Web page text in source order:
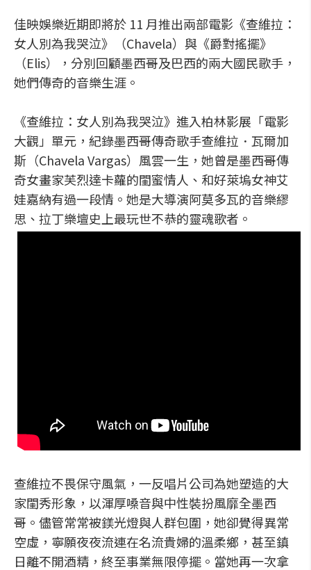
佳映娛樂近期即將於 11 月推出兩部電影《查維拉：
女人別為我哭泣》（Chavela）與《爵對搖擺》
（Elis），分別回顧墨西哥及巴西的兩大國民歌手，
她們傳奇的音樂生涯。
《查維拉：女人別為我哭泣》進入柏林影展「電影
大觀」單元，紀錄墨西哥傳奇歌手查維拉．瓦爾加
斯（Chavela Vargas）風雲一生，她曾是墨西哥傳
奇女畫家芙烈達卡蘿的閨蜜情人、和好萊塢女神艾
娃嘉納有過一段情。她是大導演阿莫多瓦的音樂繆
思、拉丁樂壇史上最玩世不恭的靈魂歌者。
查維拉不畏保守風氣，一反唱片公司為她塑造的大
家閨秀形象，以渾厚嗓音與中性裝扮風靡全墨西
哥。儘管常常被鎂光燈與人群包圍，她卻覺得異常
空虛，寧願夜夜流連在名流貴婦的溫柔鄉，甚至鎮
日離不開酒精，終至事業無限停擺。當她再一次拿